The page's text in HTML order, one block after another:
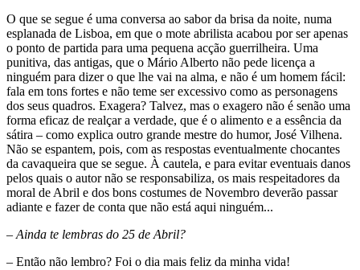
O que se segue é uma conversa ao sabor da brisa da noite, numa
esplanada de Lisboa, em que o mote abrilista acabou por ser apenas
o ponto de partida para uma pequena acção guerrilheira. Uma
punitiva, das antigas, que o Mário Alberto não pede licença a
ninguém para dizer o que lhe vai na alma, e não é um homem fácil:
fala em tons fortes e não teme ser excessivo como as personagens
dos seus quadros. Exagera? Talvez, mas o exagero não é senão uma
forma eficaz de realçar a verdade, que é o alimento e a essência da
sátira – como explica outro grande mestre do humor, José Vilhena.
Não se espantem, pois, com as respostas eventualmente chocantes
da cavaqueira que se segue. À cautela, e para evitar eventuais danos
pelos quais o autor não se responsabiliza, os mais respeitadores da
moral de Abril e dos bons costumes de Novembro deverão passar
adiante e fazer de conta que não está aqui ninguém...
– Ainda te lembras do 25 de Abril?
– Então não lembro? Foi o dia mais feliz da minha vida!